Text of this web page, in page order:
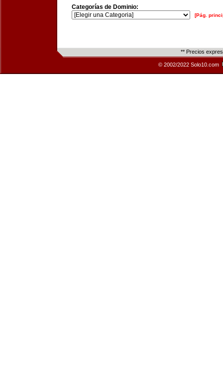
Categorías de Dominio:
[Pág.
** Precios
© 2002/2022 Solo10.com